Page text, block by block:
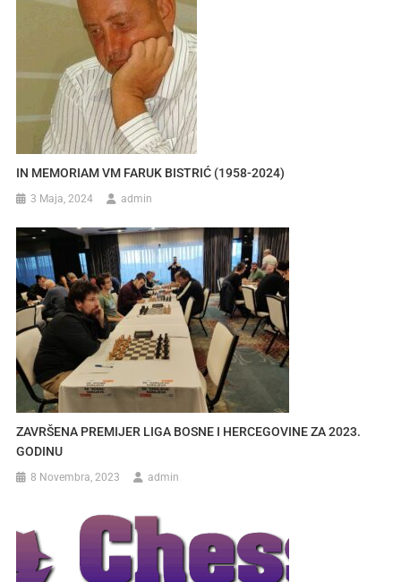
IN MEMORIAM VM FARUK BISTRIĆ (1958-2024)
3 Maja, 2024 admin
ZAVRŠENA PREMIJER LIGA BOSNE I HERCEGOVINE ZA 2023.
GODINU
8 Novembra, 2023 admin